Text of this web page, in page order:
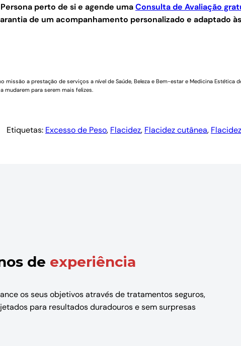
perto de si e agende umaConsulta de Avaliação
de um acompanhamento personalizado e adaptado
missão a prestação de serviços a nível de Saúde, Beleza e Bem-estar e Medicina Estética
mudarem para serem mais felizes.
Etiquetas: Excesso de Peso, Flacidez, Flacidez cutânea,
de experiência
os seus objetivos através de tratamentos seguros,
para resultados duradouros e sem surpresas